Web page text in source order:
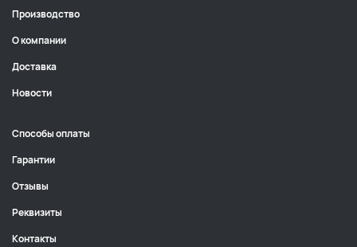
Производство
О компании
Доставка
Новости
Способы оплаты
Гарантии
Отзывы
Реквизиты
Контакты